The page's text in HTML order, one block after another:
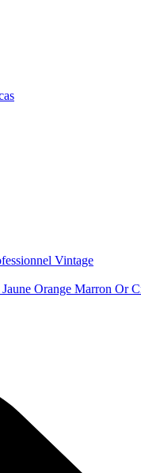
Vintage
Jaune Orange Marron Or